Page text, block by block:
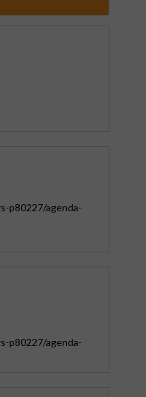
p80227/agenda-
p80227/agenda-